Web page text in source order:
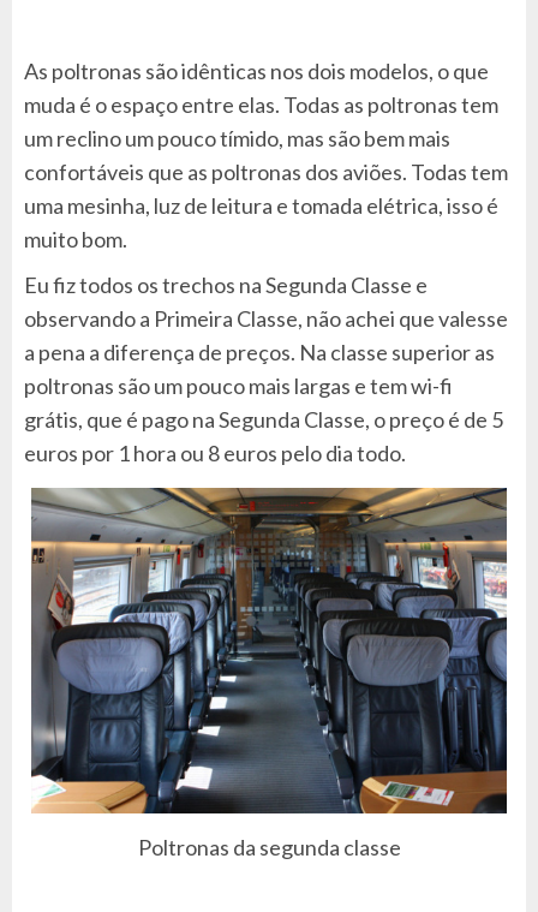
As poltronas são idênticas nos dois modelos, o que
muda é o espaço entre elas. Todas as poltronas tem
um reclino um pouco tímido, mas são bem mais
confortáveis que as poltronas dos aviões. Todas tem
uma mesinha, luz de leitura e tomada elétrica, isso é
muito bom.
Eu fiz todos os trechos na Segunda Classe e
observando a Primeira Classe, não achei que valesse
a pena a diferença de preços. Na classe superior as
poltronas são um pouco mais largas e tem wi-fi
grátis, que é pago na Segunda Classe, o preço é de 5
euros por 1 hora ou 8 euros pelo dia todo.
Poltronas da segunda classe